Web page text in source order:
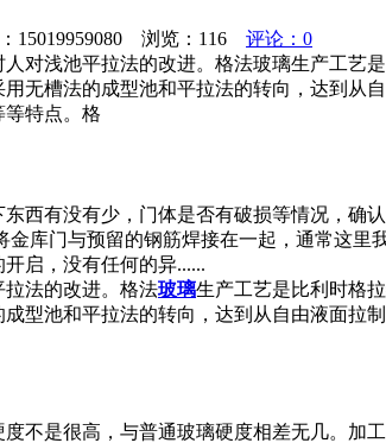
15019959080 浏览： 116
评论：0
对浅池平拉法的改进。格法玻璃生产工艺
无槽法的成型池和平拉法的转向，达到从
特点。格
西有没有少，门体是否有破损等情况，确
库门与预留的钢筋焊接在一起，通常这
启，没有任何的异......
法的改进。格法玻璃生产工艺是比利时格
型池和平拉法的转向，达到从自由液面拉
不是很高，与普通玻璃硬度相差无几。加